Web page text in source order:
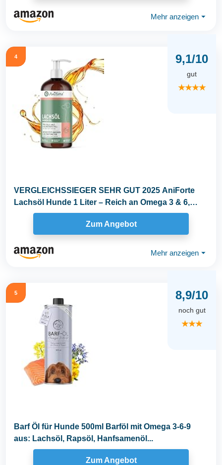
Mehr anzeigen ⏷
4 9,1/10
gut
★★★★
VERGLEICHSSIEGER SEHR GUT 2025 AniForte
Lachsöl Hunde 1 Liter – Reich an Omega 3 & 6,
Fischöl...
Zum Angebot
Mehr anzeigen ⏷
5 8,9/10
noch gut
★★★
Barf Öl für Hunde 500ml Barföl mit Omega 3-6-9
aus: Lachsöl, Rapsöl, Hanfsamenöl...
Zum Angebot